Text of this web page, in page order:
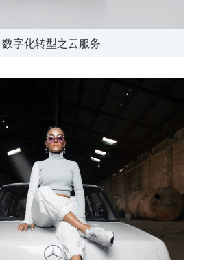
数字化转型之云服务